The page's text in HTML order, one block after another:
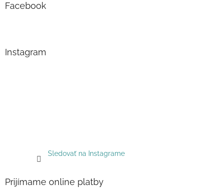
Facebook
Instagram
Sledovať na Instagrame
Prijímame online platby